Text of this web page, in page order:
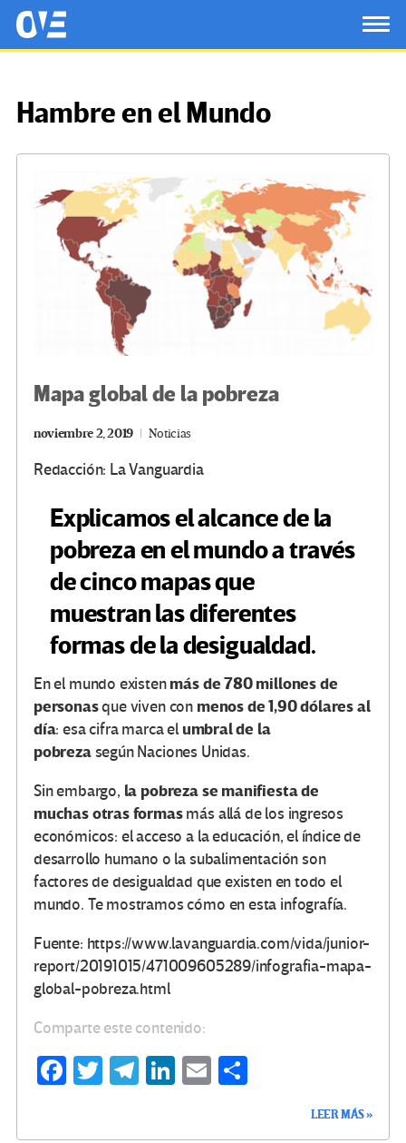
Saltar al contenido principal
OtrasVocesenEducacion.org
Hambre en el Mundo
Mapa global de la pobreza
noviembre 2, 2019 Noticias
Redacción: La Vanguardia
Explicamos el alcance de la
pobreza en el mundo a través
de cinco mapas que
muestran las diferentes
formas de la desigualdad.
En el mundo existenmás de 780 millones de
personasque viven con menos de 1,90 dólares al
día: esa cifra marca el umbral de la
pobreza según Naciones Unidas.
Sin embargo, la pobreza se manifiesta de
muchas otras formasmás allá de los ingresos
económicos: el acceso a la educación, el índice de
desarrollo humano o la subalimentación son
factores de desigualdad que existen en todo el
mundo. Te mostramos cómo en esta infografía.
Fuente: https://www.lavanguardia.com/vida/junior-
report/20191015/471009605289/infografia-mapa-
global-pobreza.html
Comparte este contenido:
Fa T
Te
Li
E
LEER MÁS »